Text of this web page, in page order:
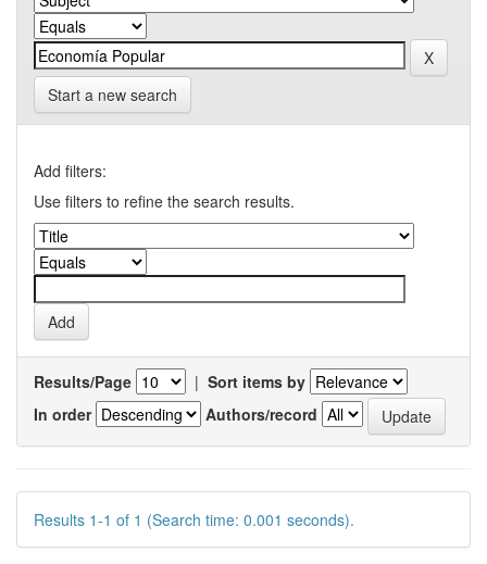
Start a new search
Add filters:
Use filters to refine the search results.
Results/Page | Sort items by
In order
Authors/record
Results 1-1 of 1 (Search time: 0.001 seconds).